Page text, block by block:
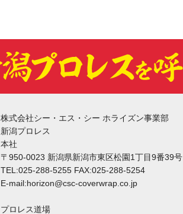
株式会社シー・エス・シー ホライズン事業部
新潟プロレス
本社
〒950-0023 新潟県新潟市東区松園1丁目9番39号
TEL:025-288-5255 FAX:025-288-5254
E-mail:horizon@csc-coverwrap.co.jp
プロレス道場